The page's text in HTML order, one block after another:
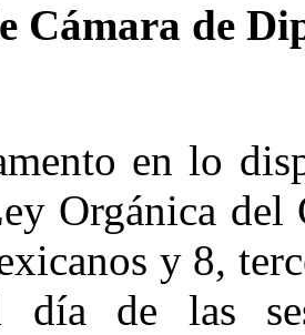
Cámara de
en lo
Orgánica del
y 8,
día de las